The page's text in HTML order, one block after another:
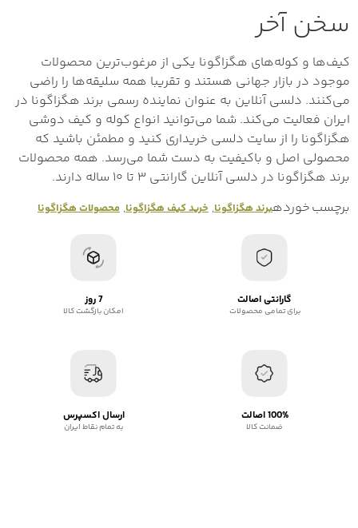
سخن آخر
کیف‌ها و کوله‌های هگزاگونا یکی از مرغوب‌ترین محصولات
موجود در بازار جهانی هستند و تقریبا همه سلیقه‌ها را راضی
می‌کنند. دلسی آنلاین به عنوان نماینده رسمی برند هگزاگونا در
ایران فعالیت می‌کند. شما می‌توانید انواع کوله و کیف دوشی
هگزاگونا را از سایت دلسی خریداری کنید و مطمئن باشید که
محصولی اصل و باکیفیت به دست شما می‌رسد. همه محصولات
برند هگزاگونا در دلسی آنلاین گارانتی ۳ تا ۱۰ ساله دارند.
برچسب خوردهبرند هگزاگونا, خرید کیف هگزاگونا, محصولات هگزاگونا
گارانتی اصالت
برای تمامی محصولات
7 روز
امکان بازگشت کالا
100% اصالت
ضمانت کالا
ارسال اکسپرس
به تمام نقاط ایران